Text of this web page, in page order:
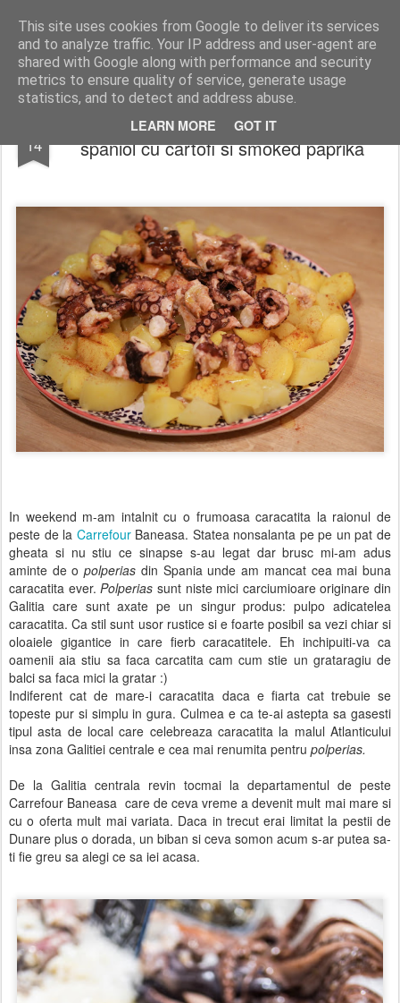
This site uses cookies from Google to deliver its services
and to analyze traffic. Your IP address and user-agent are
shared with Google along with performance and security
metrics to ensure quality of service, generate usage
statistics, and to detect and address abuse.
LEARN MORE GOT IT
wine and knives
14
Pulpo a la Galega – Caracatita gatita in stil
spaniol cu cartofi si smoked paprika
In weekend m-am intalnit cu o frumoasa caracatita la raionul de
peste de la CarrefourBaneasa. Statea nonsalanta pe pe un pat de
gheata si nu stiu ce sinapse s-au legat dar brusc mi-am adus
aminte de opolperias din Spania unde am mancat cea mai buna
caracatita ever.Polperias sunt niste mici carciumioare originare din
Galitia care sunt axate pe un singur produs: pulpo adicatelea
caracatita.Ca stil sunt usor rustice si e foarte posibil sa vezi chiar si
oloaiele gigantice in care fierb caracatitele. Eh inchipuiti-va ca
oamenii aia stiu sa faca carcatita cam cum stie un grataragiu de
balci sa faca mici la gratar :)
Indiferent cat de mare-i caracatita daca e fiarta cat trebuie se
topeste pur si simplu in gura. Culmea e ca te-ai astepta sa gasesti
tipul asta de local care celebreaza caracatita la malul Atlanticului
insa zona Galitiei centrale e cea mai renumita pentru polperias.
De la Galitia centrala revin tocmai la departamentul de peste
Carrefour Baneasa care de ceva vreme a devenit mult mai mare si
cu o oferta mult mai variata. Daca in trecut erai limitat la pestii de
Dunare plus o dorada, un biban si ceva somon acum s-ar putea sa-
ti fie greu sa alegi ce sa iei acasa.